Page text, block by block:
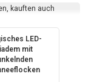
kauften auch
LED-
mit